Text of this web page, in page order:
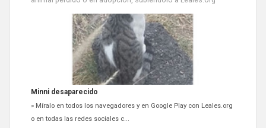
Minni desaparecido
» Míralo en todos los navegadores y en Google Play con Leales.org
o en todas las redes sociales c...